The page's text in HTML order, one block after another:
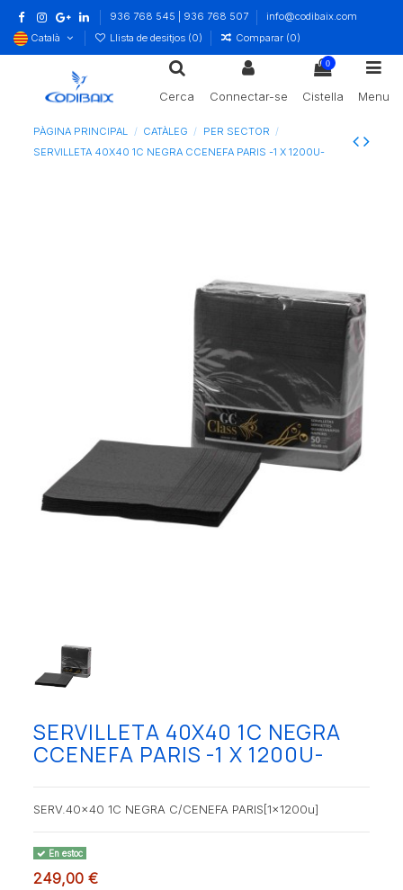
936 768 545 | 936 768 507
info@codibaix.com
Català
Llista de desitjos (0) Comparar (0)
Cerca Connectar-se
0
Cistella Menu
PÀGINA PRINCIPAL CATÀLEG
PER SECTOR
SERVILLETA 40X40 1C NEGRA CCENEFA PARIS -1 X 1200U-
SERVILLETA 40X40 1C NEGRA
CCENEFA PARIS -1 X 1200U-
SERV.40x40 1C NEGRA C/CENEFA PARIS[1x1200u]
En estoc
249,00 €